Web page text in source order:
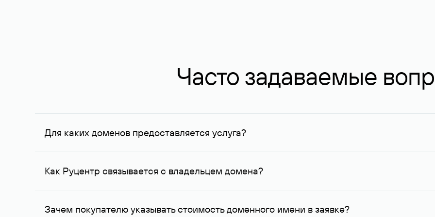
Часто задаваемые
Для каких доменов предоставляется услуга?
Услуга доступна для доменов, зарегистрированных в Руцентре и у других регистраторов. Для доменов,
Как Руцентр связывается с владельцем домена?
Для связи с владельцем домена используются его контактные данные, доступные Руцентру.
Зачем покупателю указывать стоимость доменного имени в заявке?